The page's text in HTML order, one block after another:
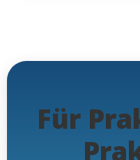
Für